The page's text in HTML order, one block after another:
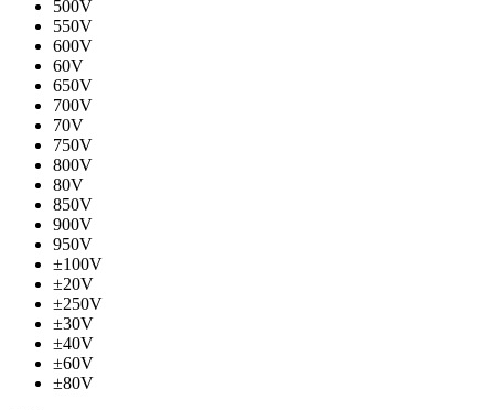
500V
550V
600V
60V
650V
700V
70V
750V
800V
80V
850V
900V
950V
±100V
±20V
±250V
±30V
±40V
±60V
±80V